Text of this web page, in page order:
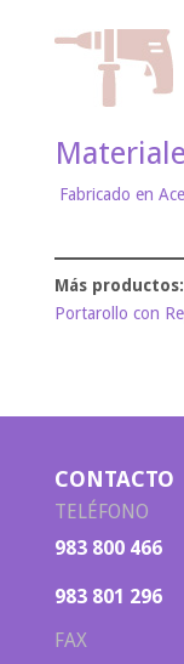
Fabricado en
Portarollo con
CONTACTO
TELÉFONO
983 800 466
983 801 296
FAX